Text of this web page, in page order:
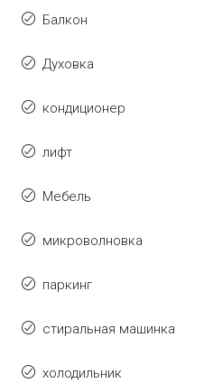
Балкон
Духовка
кондиционер
лифт
Мебель
микроволновка
паркинг
стиральная машинка
холодильник